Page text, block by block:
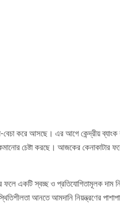
বেচা করে আসছে। এর আগে কেন্দ্রীয়
চেষ্টা করছে। আজকের কেনাকাটার
ফলে একটি স্বচ্ছ ও প্রতিযোগিতামূলক দাম
আনতে আমদানি নিয়ন্ত্রণের